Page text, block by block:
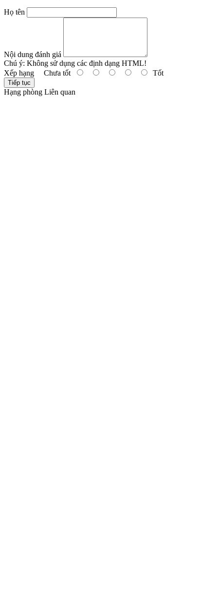
Họ tên
Nội dung đánh giá
Chú ý: Không sử dụng các định dạng HTML!
Xếp hạng Chưa tốt Tốt
Tiếp tục
Hạng phòng Liên quan